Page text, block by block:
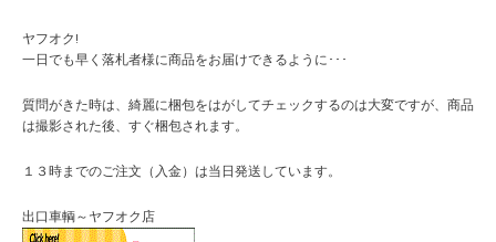
ヤフオク!
一日でも早く落札者様に商品をお届けできるように･･･
質問がきた時は、綺麗に梱包をはがしてチェックするのは大変ですが、商品
は撮影された後、すぐ梱包されます。
１３時までのご注文（入金）は当日発送しています。
出口車輌～ヤフオク店